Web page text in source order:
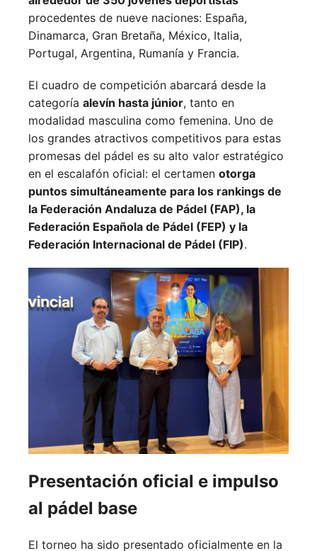
procedentes de nueve naciones: España,
Dinamarca, Gran Bretaña, México, Italia,
Portugal, Argentina, Rumanía y Francia.
El cuadro de competición abarcará desde la
categoría alevín hasta júnior, tanto en
modalidad masculina como femenina. Uno de
los grandes atractivos competitivos para estas
promesas del pádel es su alto valor estratégico
en el escalafón oficial: el certamen otorga
puntos simultáneamente para los rankings de
la Federación Andaluza de Pádel (FAP), la
Federación Española de Pádel (FEP) y la
Federación Internacional de Pádel (FIP).
Presentación oficial e impulso
al pádel base
El torneo ha sido presentado oficialmente en la